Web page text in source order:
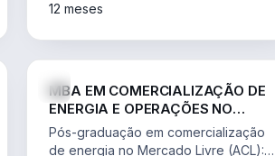
12 meses
MBA EM COMERCIALIZAÇÃO DE
ENERGIA E OPERAÇÕES NO
MERCADO LIVRE
Pós-graduação em comercialização
de energia no Mercado Livre (ACL):